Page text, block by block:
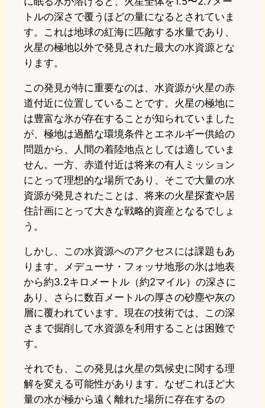
トルの深さで覆うほどの量になるとされていま
す。これは地球の紅海に匹敵する水量であり、
火星の極地以外で発見された最大の水資源とな
ります。
この発見が特に重要なのは、水資源が火星の赤
道付近に位置していることです。火星の極地に
は豊富な氷が存在することが知られていました
が、極地は過酷な環境条件とエネルギー供給の
問題から、人間の着陸地点としては適していま
せん。一方、赤道付近は将来の有人ミッション
にとって理想的な場所であり、そこで大量の水
資源が発見されたことは、将来の火星探査や居
住計画にとって大きな戦略的資産となるでしょ
う。
しかし、この水資源へのアクセスには課題もあ
ります。メデューサ・フォッサ地形の氷は地表
から約3.2キロメートル（約2マイル）の深さに
あり、さらに数百メートルの厚さの砂塵や灰の
層に覆われています。現在の技術では、この深
さまで掘削して水資源を利用することは困難で
す。
それでも、この発見は火星の気候史に関する理
解を変える可能性があります。なぜこれほど大
量の水が極から遠く離れた場所に存在するの